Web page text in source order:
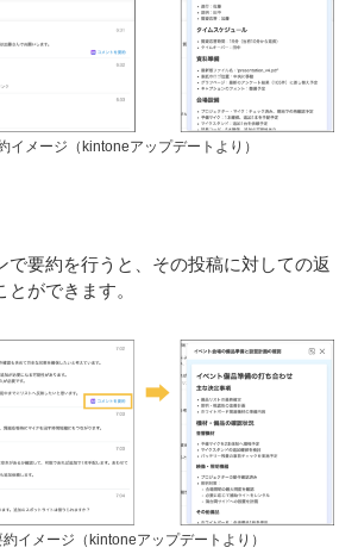
イメージ （kintoneアップデートより）
で要約を行うと、その投稿に対しての返
ができます。
イメージ （kintoneアップデートより）